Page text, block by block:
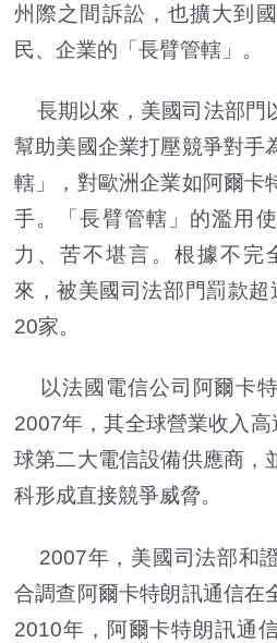
州際之間訴訟，也擴大到
民、企業的「長臂管轄」。
長期以來，美國司法部門
幫助美國企業打壓競爭對手
轄」，對歐洲企業如阿爾卡
手。「長臂管轄」的濫用
力、苦不堪言。根據不完
來，被美國司法部門罰款
20家。
以法國電信公司阿爾卡特
2007年，其全球營業收入
球第二大電信設備供應商，
科形成直接競爭威脅。
2007年，美國司法部和
合調查阿爾卡特朗訊通信在
2010年，阿爾卡特朗訊通